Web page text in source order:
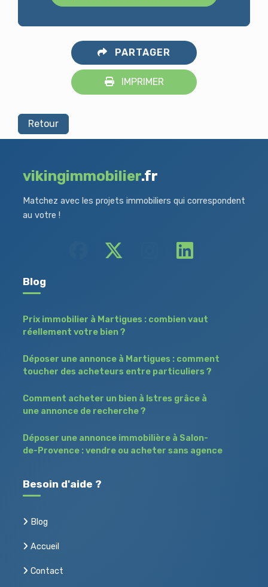
PARTAGER
IMPRIMER
Retour
vikingimmobilier.fr
Matchez avec les projets immobiliers qui correspondent
au votre !
Blog
Prix immobilier à Martigues : combien vaut
réellement votre bien ?
Déposer une annonce à Martigues : comment
toucher des acheteurs entre particuliers ?
Comment acheter un bien à Istres grâce à
une annonce de recherche ?
Déposer une annonce immobilière à Salon-
de-Provence : vendre ou acheter sans agence
Besoin d'aide ?
Blog
Accueil
Contact